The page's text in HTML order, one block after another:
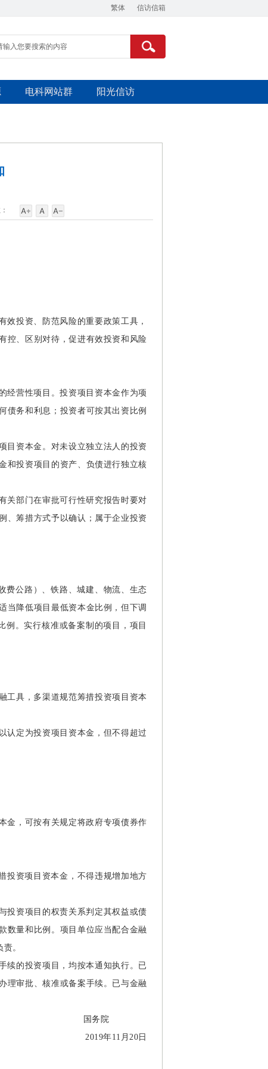
繁体 信访信箱
电科网站群 阳光信访
投资、防范风险的重要政策工具，
控、区别对待，促进有效投资和风险
经营性项目。投资项目资本金作为项
债务和利息；投资者可按其出资比例
目资本金。对未设立独立法人的投资
和投资项目的资产、负债进行独立核
关部门在审批可行性研究报告时要对
、筹措方式予以确认；属于企业投资
费公路）、铁路、城建、物流、生态
当降低项目最低资本金比例，但下调
。实行核准或备案制的项目，项目
工具，多渠道规范筹措投资项目资本
认定为投资项目资本金，但不得超过
金，可按有关规定将政府专项债券作
投资项目资本金，不得违规增加地方
投资项目的权责关系判定其权益或债
数量和比例。项目单位应当配合金融
。
续的投资项目，均按本通知执行。已
理审批、核准或备案手续。已与金融
国务院
2019年11月20日